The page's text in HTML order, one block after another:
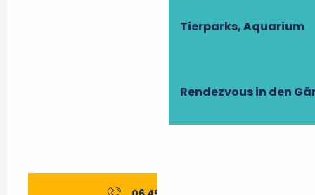
Tierparks, Aquarium
Rendezvous in den